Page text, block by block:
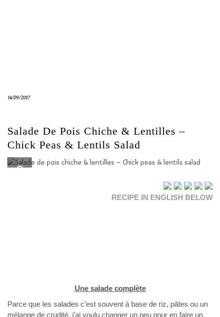
14/09/2017
Salade De Pois Chiche & Lentilles –
Chick Peas & Lentils Salad
RECIPE IN ENGLISH BELOW
Une salade complète
Parce que les salades c’est souvent à base de riz, pâtes ou un
mélange de crudité, j’ai voulu changer un peu pour en faire un